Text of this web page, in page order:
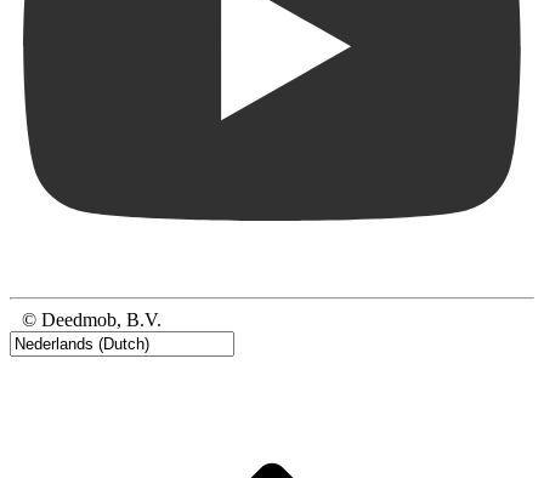
© Deedmob, B.V.